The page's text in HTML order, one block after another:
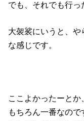
でも、それでも行っ
大袈裟にいうと、
な感じです。
ここよかったーと
もちろん一番なの